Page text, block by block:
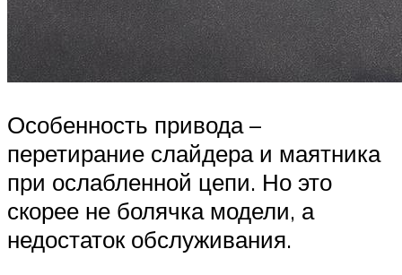
Особенность привода –
перетирание слайдера и маятника
при ослабленной цепи. Но это
скорее не болячка модели, а
недостаток обслуживания.